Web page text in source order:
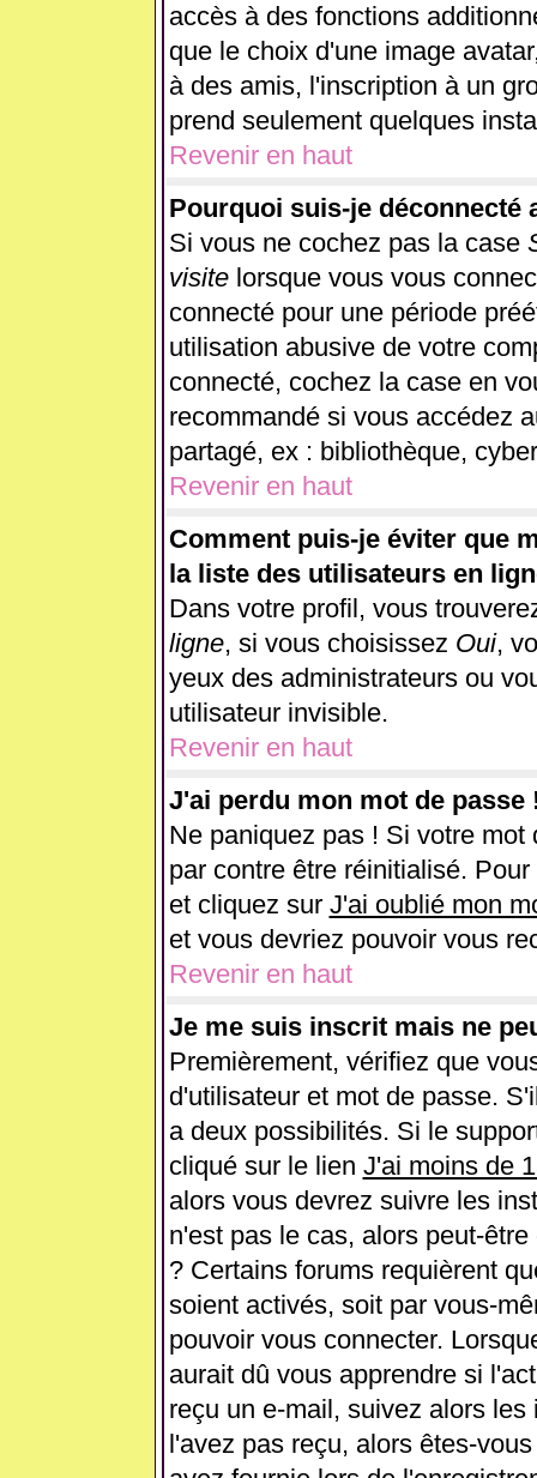
accès à des fonctions
que le choix d'une image
à des amis, l'inscription à un
prend seulement quelques
Revenir en haut
Pourquoi suis-je déconnecté
Si vous ne cochez pas la case
visitelorsque vous vous
connecté pour une période
utilisation abusive de votre
connecté, cochez la case en
recommandé si vous accédez
partagé, ex : bibliothèque,
Revenir en haut
Comment puis-je éviter que
la liste des utilisateurs en
Dans votre profil, vous
ligne, si vous choisissez Oui,
yeux des administrateurs ou
utilisateur invisible.
Revenir en haut
J'ai perdu mon mot de passe
Ne paniquez pas ! Si votre
par contre être réinitialisé.
et cliquez sur J'ai oublié mon
et vous devriez pouvoir vous
Revenir en haut
Je me suis inscrit mais ne
Premièrement, vérifiez que
d'utilisateur et mot de passe.
a deux possibilités. Si le
cliqué sur le lien J'ai moins de
alors vous devrez suivre les
n'est pas le cas, alors peut-
? Certains forums requièrent
soient activés, soit par vous-
pouvoir vous connecter.
aurait dû vous apprendre si
reçu un e-mail, suivez alors
l'avez pas reçu, alors êtes-